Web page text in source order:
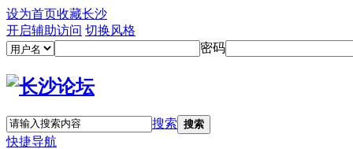
设为首页收藏长沙
开启辅助访问 切换风格
密码
搜索 搜索
快捷导航